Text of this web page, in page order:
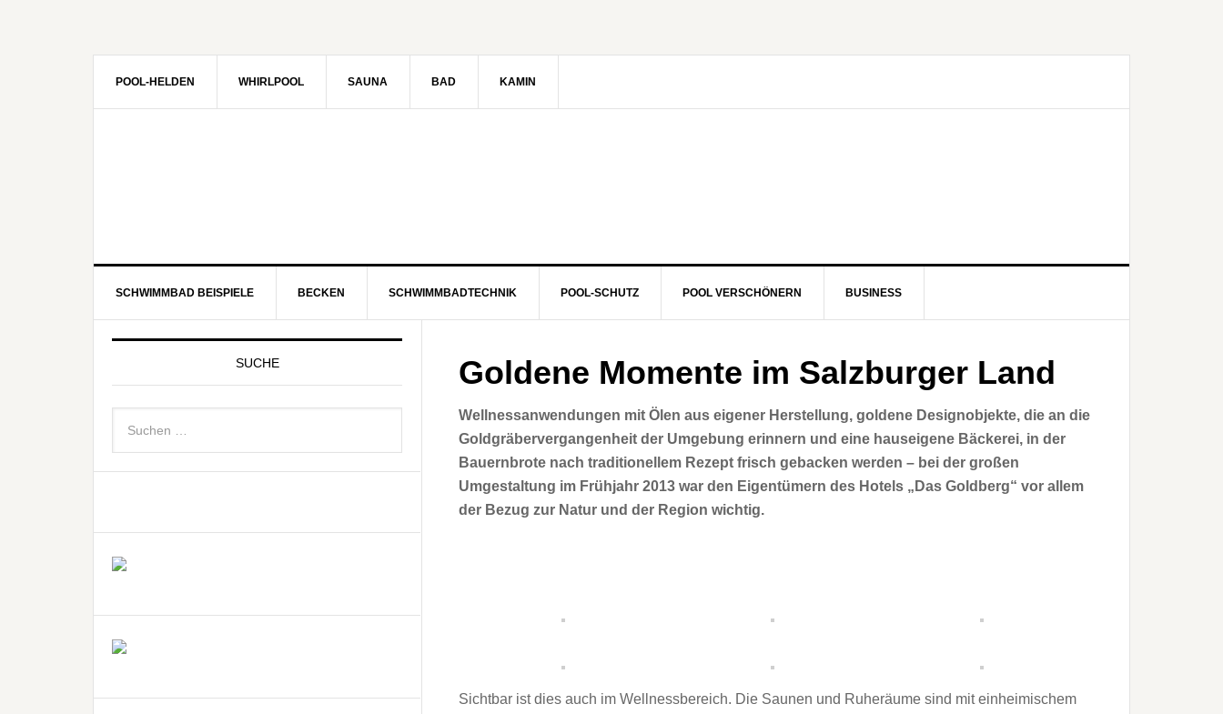
POOL-HELDEN WHIRLPOOL SAUNA BAD KAMIN
SCHWIMMBAD BEISPIELE BECKEN SCHWIMMBADTECHNIK POOL-SCHUTZ POOL VERSCHÖNERN BUSINESS
Goldene Momente im Salzburger Land
Wellnessanwendungen mit Ölen aus eigener Herstellung, goldene Designobjekte, die an die
Goldgräbervergangenheit der Umgebung erinnern und eine hauseigene Bäckerei, in der
Bauernbrote nach traditionellem Rezept frisch gebacken werden – bei der großen
Umgestaltung im Frühjahr 2013 war den Eigentümern des Hotels „Das Goldberg“ vor allem
der Bezug zur Natur und der Region wichtig.
Sichtbar ist dies auch im Wellnessbereich. Die Saunen und Ruheräume sind mit einheimischem
SUCHE